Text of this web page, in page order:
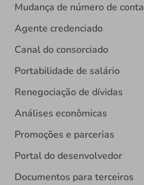
Mudança de número de conta
Agente credenciado
Canal do consorciado
Portabilidade de salário
Renegociação de dívidas
Análises econômicas
Promoções e parcerias
Portal do desenvolvedor
Documentos para terceiros